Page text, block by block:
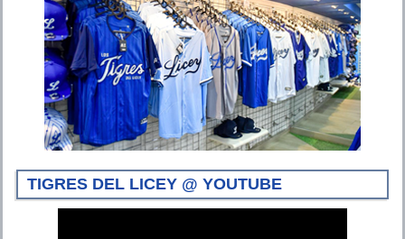
TIGRES DEL LICEY @ YOUTUBE